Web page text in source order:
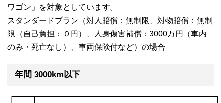
ワゴン」を対象としています。
スタンダードプラン（対人賠償：無制限、対物賠償：無制
限（自己負担：０円）、人身傷害補償：3000万円（車内
のみ・死亡なし）、車両保険付など）の場合
年間 3000km以下